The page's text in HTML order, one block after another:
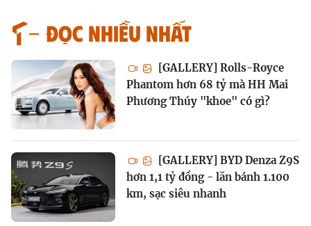
Đọc nhiều nhất
[GALLERY] Rolls-Royce
Phantom hơn 68 tỷ mà HH Mai
Phương Thúy "khoe" có gì?
[GALLERY] BYD Denza Z9S
hơn 1,1 tỷ đồng - lăn bánh 1.100
km, sạc siêu nhanh